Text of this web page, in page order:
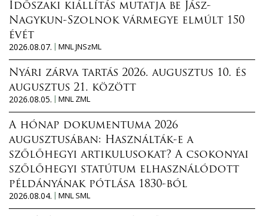
Időszaki kiállítás mutatja be Jász-
Nagykun-Szolnok vármegye elmúlt 150
évét
2026.08.07.
MNL JNSzML
Nyári zárva tartás 2026. augusztus 10. és
augusztus 21. között
2026.08.05.
MNL ZML
A hónap dokumentuma 2026
augusztusában: Használták-e a
szőlőhegyi artikulusokat? A csokonyai
szőlőhegyi statútum elhasználódott
példányának pótlása 1830-ból
2026.08.04.
MNL SML